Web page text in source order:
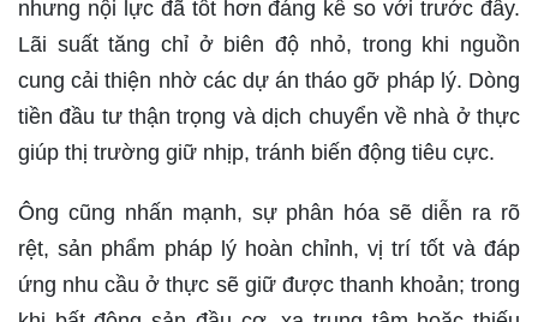
nhưng nội lực đã tốt hơn đáng kể so với trước đây.
Lãi suất tăng chỉ ở biên độ nhỏ, trong khi nguồn
cung cải thiện nhờ các dự án tháo gỡ pháp lý. Dòng
tiền đầu tư thận trọng và dịch chuyển về nhà ở thực
giúp thị trường giữ nhịp, tránh biến động tiêu cực.
Ông cũng nhấn mạnh, sự phân hóa sẽ diễn ra rõ
rệt, sản phẩm pháp lý hoàn chỉnh, vị trí tốt và đáp
ứng nhu cầu ở thực sẽ giữ được thanh khoản; trong